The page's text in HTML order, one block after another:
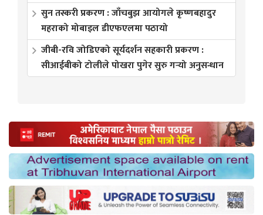
सुन तस्करी प्रकरण : जाँचबुझ आयोगले कृष्णबहादुर
महराको मोबाइल डीएफएलमा पठायो
जीबी-रवि जोडिएको सूर्यदर्शन सहकारी प्रकरण :
सीआईबीको टोलीले पोखरा पुगेर सुरु गर्‍यो अनुसन्धान